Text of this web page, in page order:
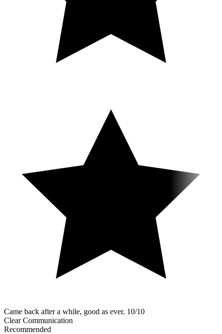
Came back after a while, good as ever. 10/10
Clear Communication
Recommended